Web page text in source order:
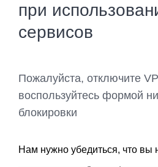
при
сервисов
Пожалуйста, отключите
воспользуйтесь формой
блокировки
Нам нужно убедиться, что вы